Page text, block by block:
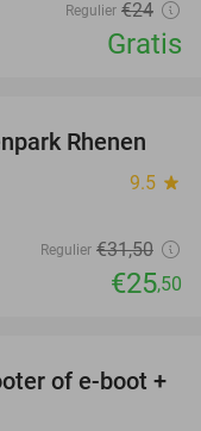
Regulier €24
Gratis
19%
Rhenen
9.5 star
Regulier €31,50
€25,50
39%
of e-boot +